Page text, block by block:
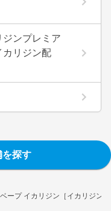
ープ イカリジン［イカリジン
ジンプレミア
カリジン配
を探す